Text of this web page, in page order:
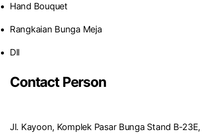
Hand Bouquet
Rangkaian Bunga Meja
Dll
Contact Person
Jl. Kayoon, Komplek Pasar Bunga Stand B-23E,